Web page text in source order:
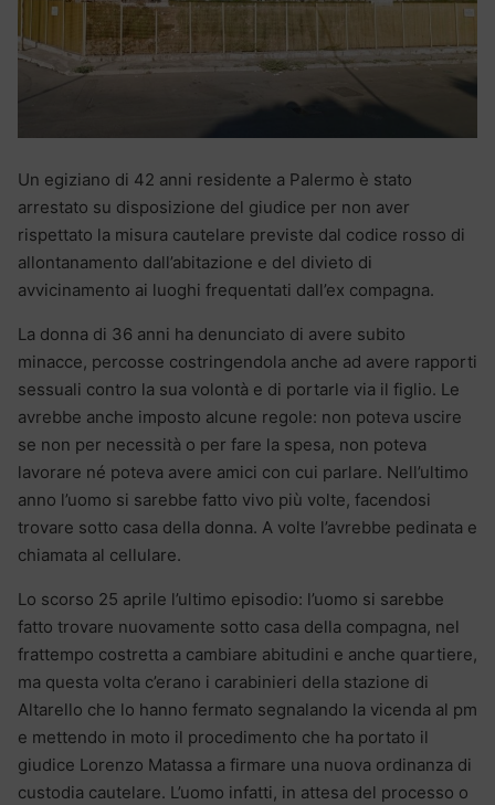
Un egiziano di 42 anni residente a Palermo è stato
arrestato su disposizione del giudice per non aver
rispettato la misura cautelare previste dal codice rosso di
allontanamento dall’abitazione e del divieto di
avvicinamento ai luoghi frequentati dall’ex compagna.
La donna di 36 anni ha denunciato di avere subito
minacce, percosse costringendola anche ad avere rapporti
sessuali contro la sua volontà e di portarle via il figlio. Le
avrebbe anche imposto alcune regole: non poteva uscire
se non per necessità o per fare la spesa, non poteva
lavorare né poteva avere amici con cui parlare. Nell’ultimo
anno l’uomo si sarebbe fatto vivo più volte, facendosi
trovare sotto casa della donna. A volte l’avrebbe pedinata e
chiamata al cellulare.
Lo scorso 25 aprile l’ultimo episodio: l’uomo si sarebbe
fatto trovare nuovamente sotto casa della compagna, nel
frattempo costretta a cambiare abitudini e anche quartiere,
ma questa volta c’erano i carabinieri della stazione di
Altarello che lo hanno fermato segnalando la vicenda al pm
e mettendo in moto il procedimento che ha portato il
giudice Lorenzo Matassa a firmare una nuova ordinanza di
custodia cautelare. L’uomo infatti, in attesa del processo o